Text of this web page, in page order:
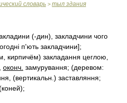
словарь > тыл здания
(-дин), закладчини чого
п'ють закладчини];
кирпичём) закладання цеглою,
оконч. замурування; (деревом:
(вертикальн.) заставляння;